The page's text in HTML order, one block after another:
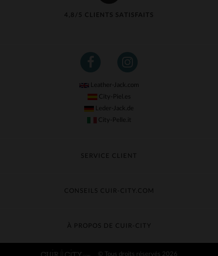
4,8/5 CLIENTS SATISFAITS
Leather-Jack.com
City-Piel.es
Leder-Jack.de
City-Pelle.it
SERVICE CLIENT
Échange & Remboursement
Contacter le service client
CONSEILS CUIR-CITY.COM
Guide des matières
À PROPOS DE CUIR-CITY
© Tous droits réservés 2026